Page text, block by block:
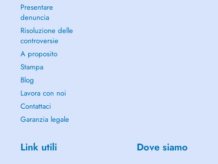
Presentare
denuncia
Risoluzione delle
controversie
A proposito
Stampa
Blog
Lavora con noi
Contattaci
Garanzia legale
Link utili Dove siamo